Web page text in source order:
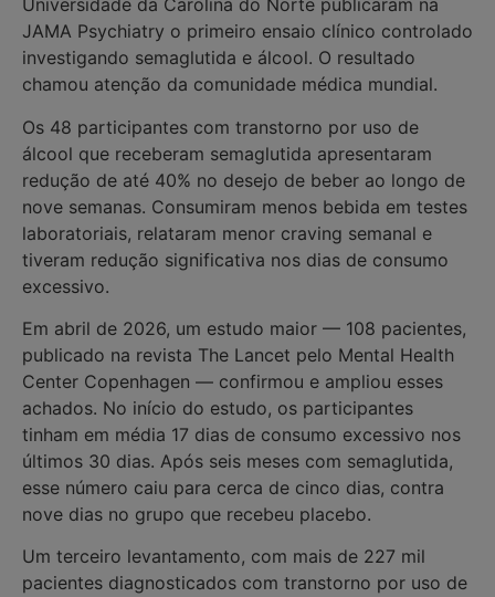
Universidade da Carolina do Norte publicaram na
JAMA Psychiatry o primeiro ensaio clínico controlado
investigando semaglutida e álcool. O resultado
chamou atenção da comunidade médica mundial.
Os 48 participantes com transtorno por uso de
álcool que receberam semaglutida apresentaram
redução de até 40% no desejo de beber ao longo de
nove semanas. Consumiram menos bebida em testes
laboratoriais, relataram menor craving semanal e
tiveram redução significativa nos dias de consumo
excessivo.
Em abril de 2026, um estudo maior — 108 pacientes,
publicado na revista The Lancet pelo Mental Health
Center Copenhagen — confirmou e ampliou esses
achados. No início do estudo, os participantes
tinham em média 17 dias de consumo excessivo nos
últimos 30 dias. Após seis meses com semaglutida,
esse número caiu para cerca de cinco dias, contra
nove dias no grupo que recebeu placebo.
Um terceiro levantamento, com mais de 227 mil
pacientes diagnosticados com transtorno por uso de